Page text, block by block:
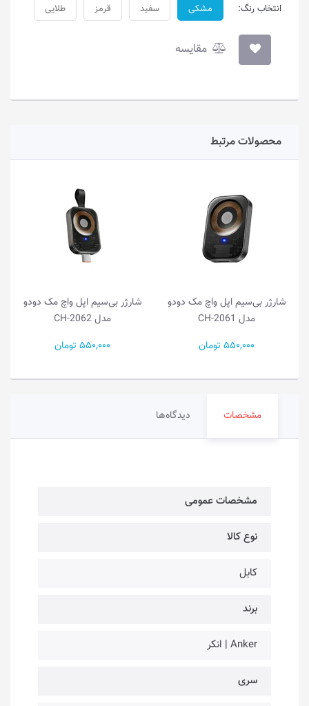
انتخاب رنگ: مشکی سفید قرمز طلایی
مقایسه
محصولات مرتبط
شارژر بی‌سیم اپل واچ مک دودو
مدل CH-2061
550,000 تومان
شارژر بی‌سیم اپل واچ مک دودو
مدل CH-2062
550,000 تومان
مشخصات دیدگاه‌ها
مشخصات عمومی
نوع کالا
کابل
برند
Anker | انکر
سری